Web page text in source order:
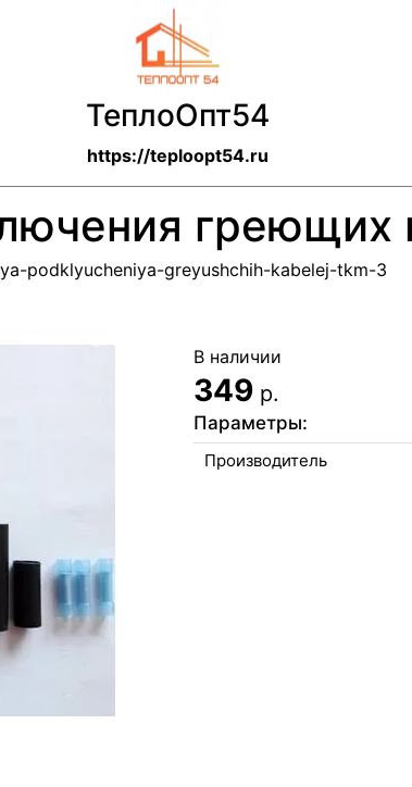
ТеплоОпт54
https://teploopt54.ru
podklyucheniya-greyushchih-kabelej-tkm-3
В наличии
349 р.
Параметры:
Производитель